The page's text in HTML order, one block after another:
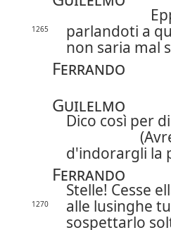
1265
parlandoti a
non saria mal
Ferrando
Guilelmo
Dico così per
d'indorargli la
Ferrando
Stelle! Cesse
1270
alle lusinghe
sospettarlo